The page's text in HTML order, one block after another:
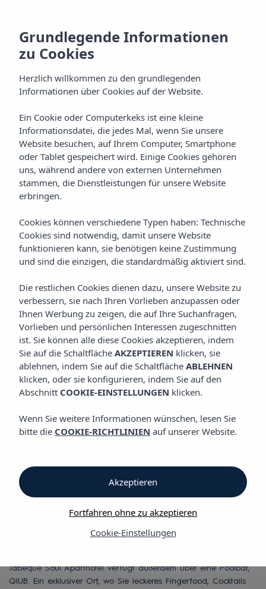
Kochkunst
Vibra Jabeque Soul Aparthotel
Ibiza Ibiza-Stadt
Vibra Jabeque Soul Aparthotel
Kochkunst
Kochkunst
Vibra Jabeque Soul Aparthotel
Sie sich von unserem Frühstücksbüfett verwöhnen: Es erwartet
Sie ein umfassendes Angebot aus traditionellen Gerichten der
Tag starten können. Darüber hinaus besitzt die Anlage ein
Restaurant, wo Sie in den Genuss eines vielfältigen und
Jabeque Soul Aparthotel verfügt außerdem über eine Poolbar,
QIUB. Ein exklusiver Ort, wo Sie leckeres Fingerfood, Cocktails
Grundlegende Informationen
zu Cookies
Herzlich willkommen zu den grundlegenden
Informationen über Cookies auf der Website.
Ein Cookie oder Computerkeks ist eine kleine
Informationsdatei, die jedes Mal, wenn Sie unsere
Website besuchen, auf Ihrem Computer, Smartphone
oder Tablet gespeichert wird. Einige Cookies gehören
uns, während andere von externen Unternehmen
stammen, die Dienstleistungen für unsere Website
erbringen.
Cookies können verschiedene Typen haben: Technische
Cookies sind notwendig, damit unsere Website
funktionieren kann, sie benötigen keine Zustimmung
und sind die einzigen, die standardmäßig aktiviert sind.
Die restlichen Cookies dienen dazu, unsere Website zu
verbessern, sie nach Ihren Vorlieben anzupassen oder
Ihnen Werbung zu zeigen, die auf Ihre Suchanfragen,
Vorlieben und persönlichen Interessen zugeschnitten
ist. Sie können alle diese Cookies akzeptieren, indem
Sie auf die Schaltfläche AKZEPTIEREN klicken, sie
ablehnen, indem Sie auf die Schaltfläche ABLEHNEN
klicken, oder sie konfigurieren, indem Sie auf den
Abschnitt COOKIE-EINSTELLUNGEN klicken.
Wenn Sie weitere Informationen wünschen, lesen Sie
bitte die COOKIE-RICHTLINIEN auf unserer Website.
Cookie-Einstellungen
Fortfahren ohne zu akzeptieren
Akzeptieren